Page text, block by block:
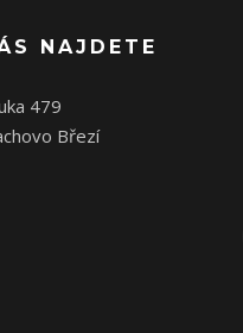
NAJDETE
479
Březí